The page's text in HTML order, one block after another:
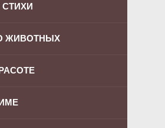
СТИХИ
ЖИВОТНЫХ